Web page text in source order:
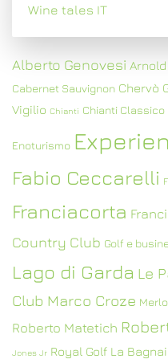
Wine tales IT
Alberto Genovesi
Cabernet Sauvignon Chervò
Vigilio Chianti Chianti Classico
Enoturismo
Fabio Ceccarelli
Franciacorta
Country Club Golf e
Lago di Garda Le
Club Marco Croze
Roberto Matetich
Jones Jr Royal Golf La